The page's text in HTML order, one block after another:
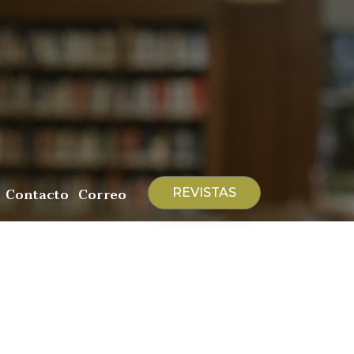
Contacto Correo REVISTAS